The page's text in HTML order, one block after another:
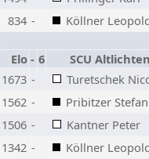
834 -
Köllner
Elo - 6
SCU
1673 -
Turetschek
1562 -
Pribitzer Stefan
1506 -
Kantner Peter
1342 -
Köllner